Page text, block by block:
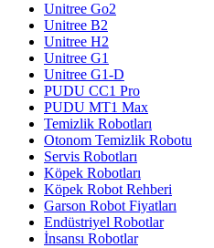
Unitree Go2
Unitree B2
Unitree H2
Unitree G1
Unitree G1-D
PUDU CC1 Pro
PUDU MT1 Max
Temizlik Robotları
Otonom Temizlik Robotu
Servis Robotları
Köpek Robotları
Köpek Robot Rehberi
Garson Robot Fiyatları
Endüstriyel Robotlar
İnsansı Robotlar